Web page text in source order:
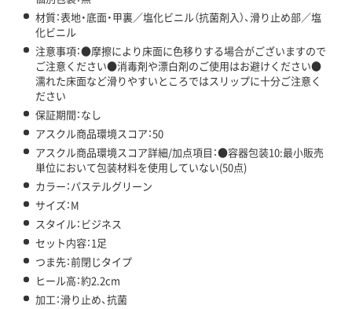
材質：表地・底面・甲裏／塩化ビニル（抗菌剤入）、滑り止め部／塩
化ビニル
注意事項：●摩擦により床面に色移りする場合がございますので
ご注意ください●消毒剤や漂白剤のご使用はお避けください●
濡れた床面など滑りやすいところではスリップに十分ご注意く
ださい
保証期間：なし
アスクル商品環境スコア：50
アスクル商品環境スコア詳細/加点項目：●容器包装10:最小販売
単位において包装材料を使用していない(50点)
カラー：パステルグリーン
サイズ：M
スタイル：ビジネス
セット内容：1足
つま先：前閉じタイプ
ヒール高：約2.2cm
加工：滑り止め、抗菌